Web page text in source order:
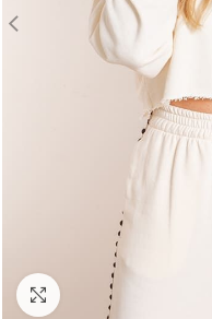
Click para agrandar